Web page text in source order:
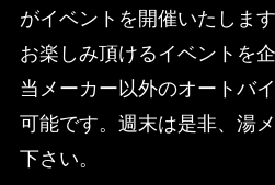
がイベントを開催いたしま
お楽しみ頂けるイベントを
当メーカー以外のオートバ
可能です。週末は是非、湯
下さい。